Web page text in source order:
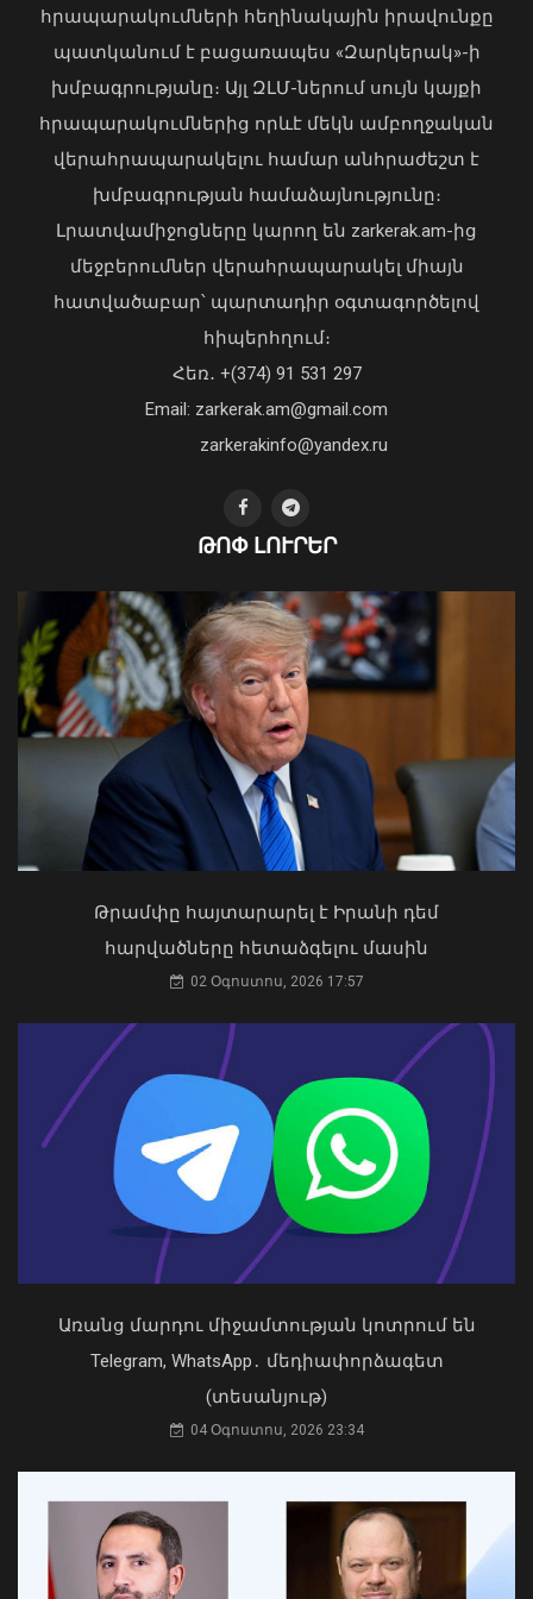
Ավտովթար՝ Երևանում․ 4
09 Օգոստոս, 2026 21:53
խաղերի, Արաուխոյի հեռանալու և
Ռաֆինյայի դերի մասին
09 Օգոստոս, 2026 21:25
Թուրքիայում երկրաշարժ է տեղի
09 Օգոստոս, 2026 21:08
Պատկերված անձը որոնվում է
09 Օգոստոս, 2026 20:48
դեմ ծանր պայքարում»․ կյանքից
հեռացել է Արսեն Ասլանյանը
04 Օգոստոս, 2026 19:12
Ապօրինի ներգաղթյալների պահման
հարց Հայաստանի հետ չի քննարկվել.
ԱԳՆ խոսնակ
Կաթողիկոսը պետք է օրենքի առաջ
կանգնի, եթե հանցանք է գործել, կամ
դարձել. աստվածաբան
07 Օգոստոս, 2026 17:03
հրապարակումների հեղինակային իրավունքը
պատկանում է բացառապես «Զարկերակ»-ի
խմբագրությանը։ Այլ ԶԼՄ-ներում սույն կայքի
հրապարակումներից որևէ մեկն ամբողջական
վերահրապարակելու համար անհրաժեշտ է
խմբագրության համաձայնությունը։
Լրատվամիջոցները կարող են zarkerak.am-ից
մեջբերումներ վերահրապարակել միայն
հատվածաբար՝ պարտադիր օգտագործելով
հիպերհղում։
Հեռ․ +(374) 91 531 297
Email: zarkerak.am@gmail.com
zarkerakinfo@yandex.ru
ԹՈՓ ԼՈՒՐԵՐ
Թրամփը հայտարարել է Իրանի դեմ
հարվածները հետաձգելու մասին
02 Օգոստոս, 2026 17:57
Առանց մարդու միջամտության կոտրում են
Telegram, WhatsApp․ մեդիափորձագետ
(տեսանյութ)
04 Օգոստոս, 2026 23:34